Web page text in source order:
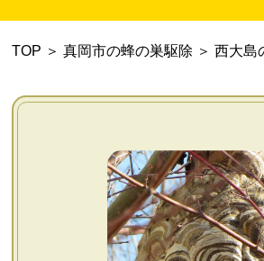
会社概要
お問い合わせ
TOP ＞ 真岡市の蜂の巣駆除 ＞ 西大島